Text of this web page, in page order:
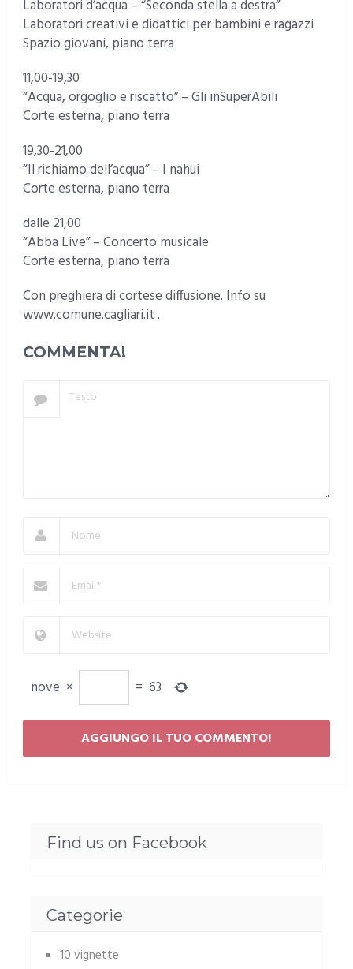
Laboratori d’acqua – “Seconda stella a destra”
Laboratori creativi e didattici per bambini e ragazzi
Spazio giovani, piano terra
11,00-19,30
“Acqua, orgoglio e riscatto” – Gli inSuperAbili
Corte esterna, piano terra
19,30-21,00
“Il richiamo dell’acqua” – I nahui
Corte esterna, piano terra
dalle 21,00
“Abba Live” – Concerto musicale
Corte esterna, piano terra
Con preghiera di cortese diffusione. Info su
www.comune.cagliari.it .
COMMENTA!
nove × = 63
Find us on Facebook
Categorie
10 vignette